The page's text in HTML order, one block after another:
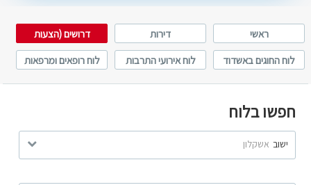
ראשי דירות
דרושים (הצעות
עבודה)
לוח החוגים באשדוד
לוח אירועי התרבות
לוח רופאים ומרפאות
חפשו בלוח
ישוב אשקלון